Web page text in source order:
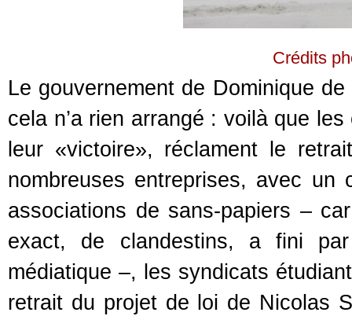
Crédits
Le gouvernement de Dominique
cela n’a rien arrangé : voilà que
leur «victoire», réclament le
nombreuses entreprises, avec
associations de sans-papiers –
exact, de clandestins, a fini
médiatique –, les syndicats
retrait du projet de loi de Nicolas